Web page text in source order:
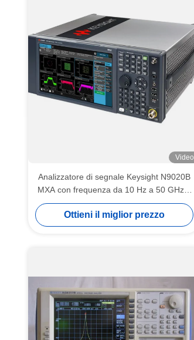
Video
Analizzatore di segnale Keysight N9020B
MXA con frequenza da 10 Hz a 50 GHz e
larghezza di banda di analisi di 160 MHz
Interfaccia multi-touch
Ottieni il miglior prezzo